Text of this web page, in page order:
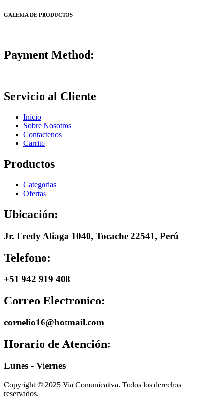
GALERIA DE PRODUCTOS
Payment Method:
Servicio al Cliente
Inicio
Sobre Nosotros
Contactenos
Carrito
Productos
Categorias
Ofertas
Ubicación:
Jr. Fredy Aliaga 1040, Tocache 22541, Perú
Telefono:
+51 942 919 408
Correo Electronico:
cornelio16@hotmail.com
Horario de Atención:
Lunes - Viernes
Copyright © 2025 Via Comunicativa. Todos los derechos
reservados.